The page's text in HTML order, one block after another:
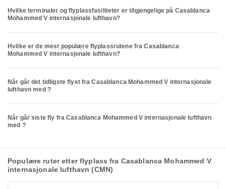
Hvilke terminaler og flyplassfasiliteter er tilgjengelige på Casablanca
Mohammed V internasjonale lufthavn?
Hvilke er de mest populære flyplassrutene fra Casablanca
Mohammed V internasjonale lufthavn?
Når går det tidligste flyet fra Casablanca Mohammed V internasjonale
lufthavn med ?
Når går siste fly fra Casablanca Mohammed V internasjonale lufthavn
med ?
Populære ruter etter flyplass fra Casablanca Mohammed V
internasjonale lufthavn (CMN)